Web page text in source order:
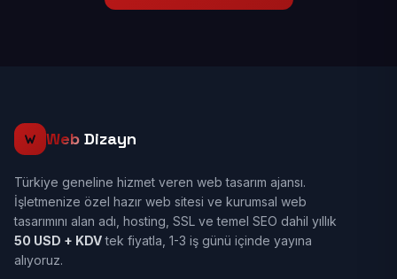
Web Dizayn
Türkiye geneline hizmet veren web tasarım ajansı.
İşletmenize özel hazır web sitesi ve kurumsal web
tasarımını alan adı, hosting, SSL ve temel SEO dahil yıllık
50 USD + KDVtek fiyatla, 1-3 iş günü içinde yayına
alıyoruz.